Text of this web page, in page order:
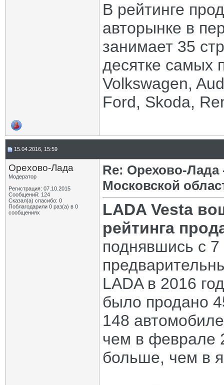
В рейтинге
авторынке в
занимает 35
десятке самых
Volkswagen,
Ford, Skoda,
15.04.2016, 15:59
Орехово-Лада
Модератор
Регистрация: 07.10.2015
Сообщений: 124
Сказал(а) спасибо: 0
Поблагодарили 0 раз(а) в 0
сообщениях
Re: Орехово-
Московской
LADA Vesta
рейтинга
поднявшись с
LADA в 2016
было продано
148
чем в феврале
больше, чем в